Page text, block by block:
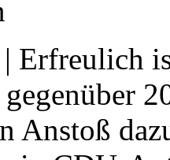
| Erfreulich
Anstoß